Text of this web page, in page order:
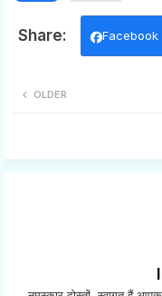
Facebook
OLDER